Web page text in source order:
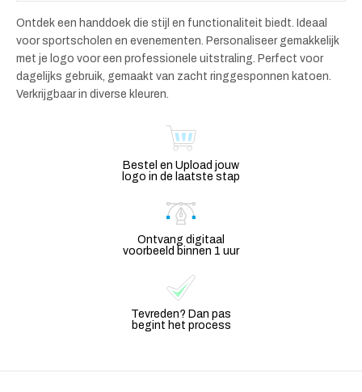
Ontdek een handdoek die stijl en functionaliteit biedt. Ideaal
voor sportscholen en evenementen. Personaliseer gemakkelijk
met je logo voor een professionele uitstraling. Perfect voor
dagelijks gebruik, gemaakt van zacht ringgesponnen katoen.
Verkrijgbaar in diverse kleuren.
Bestel en Upload jouw
logo in de laatste stap
Ontvang digitaal
voorbeeld binnen 1 uur
Tevreden? Dan pas
begint het process